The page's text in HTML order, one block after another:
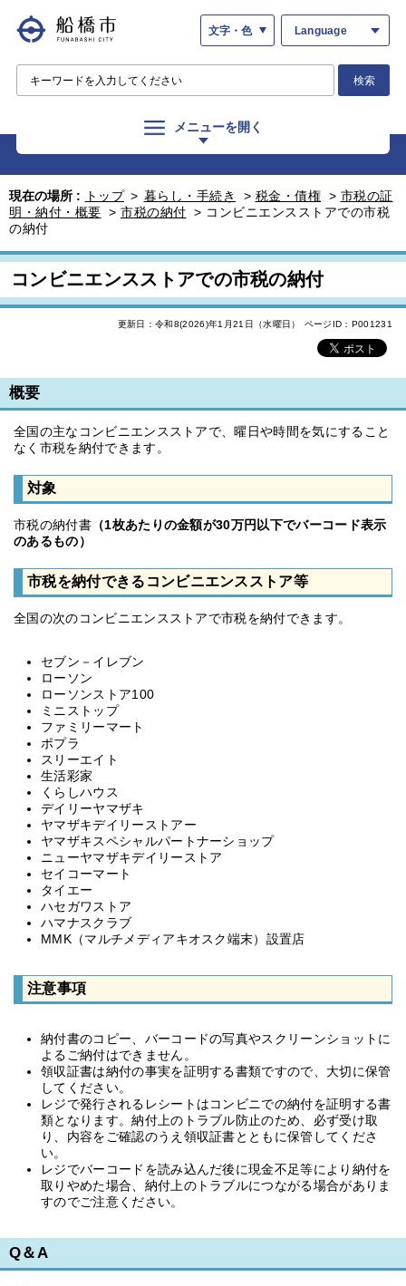
文字・色 Language
検索
メニューを開く
現在の場所 : トップ > 暮らし・手続き > 税金・債権 > 市税の証
明・納付・概要 > 市税の納付 > コンビニエンスストアでの市税
の納付
コンビニエンスストアでの市税の納付
更新日：令和8(2026)年1月21日（水曜日） ページID：P001231
概要
全国の主なコンビニエンスストアで、曜日や時間を気にすること
なく市税を納付できます。
対象
市税の納付書（1枚あたりの金額が30万円以下でバーコード表示
のあるもの）
市税を納付できるコンビニエンスストア等
全国の次のコンビニエンスストアで市税を納付できます。
セブン－イレブン
ローソン
ローソンストア100
ミニストップ
ファミリーマート
ポプラ
スリーエイト
生活彩家
くらしハウス
デイリーヤマザキ
ヤマザキデイリーストアー
ヤマザキスペシャルパートナーショップ
ニューヤマザキデイリーストア
セイコーマート
タイエー
ハセガワストア
ハマナスクラブ
MMK（マルチメディアキオスク端末）設置店
注意事項
納付書のコピー、バーコードの写真やスクリーンショットに
よるご納付はできません。
領収証書は納付の事実を証明する書類ですので、大切に保管
してください。
レジで発行されるレシートはコンビニでの納付を証明する書
類となります。納付上のトラブル防止のため、必ず受け取
り、内容をご確認のうえ領収証書とともに保管してくださ
い。
レジでバーコードを読み込んだ後に現金不足等により納付を
取りやめた場合、納付上のトラブルにつながる場合がありま
すのでご注意ください。
Q＆A